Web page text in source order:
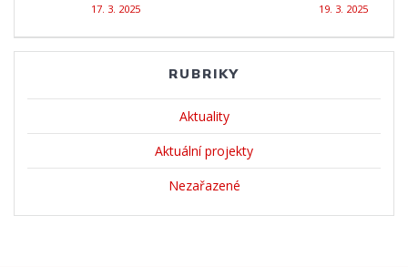
příspěvek
17. 3. 2025 19. 3. 2025
RUBRIKY
Aktuality
Aktuální projekty
Nezařazené